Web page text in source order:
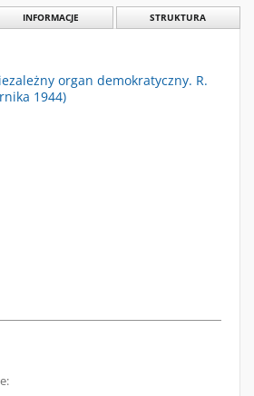
INFORMACJE STRUKTURA
organ demokratyczny. R.
1944)